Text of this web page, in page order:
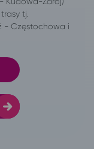
tj.
- Częstochowa i